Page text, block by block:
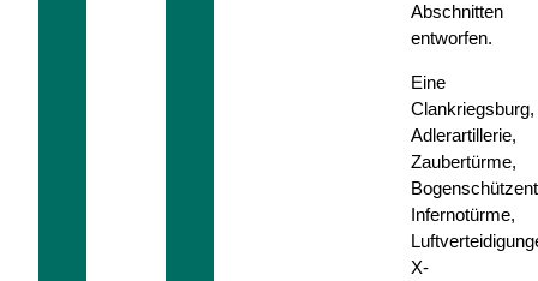
Abschnitten
entworfen.
Eine
Clankriegsburg,
Adlerartillerie,
Zaubertürme,
Infernotürme,
X-